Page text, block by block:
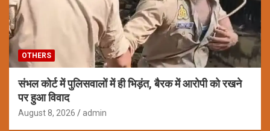
OTHERS
संभल कोर्ट में पुलिसवालों में ही भिड़ंत, बैरक में आरोपी को रखने
पर हुआ विवाद
August 8, 2026 admin